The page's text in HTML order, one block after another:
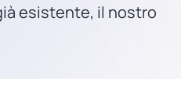
esistente, il nostro